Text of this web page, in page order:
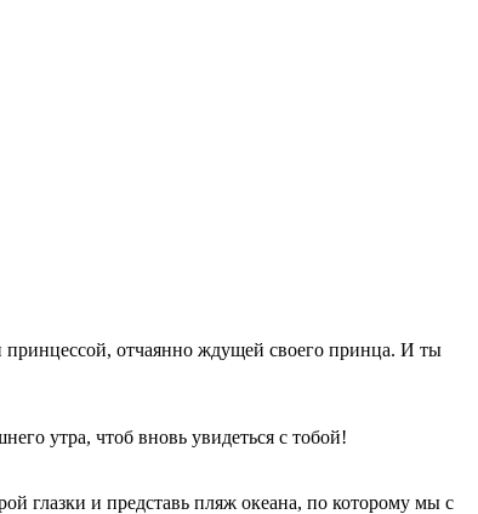
отчаянно ждущей своего принца. И ты
утра, чтоб вновь увидеться с тобой!
глазки и представь пляж океана, по которому мы с